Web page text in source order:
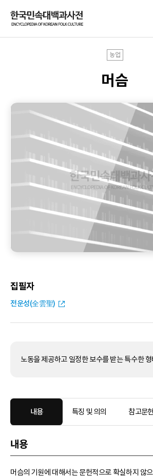
농업
머슴
집필자
전운성(全雲聖)
노동을 제공하고 일정한 보수를 받는 특수한
내용 특징 및 의의 참고문헌
내용
머슴의 기원에 대해서는 문헌적으로 확실하지 않